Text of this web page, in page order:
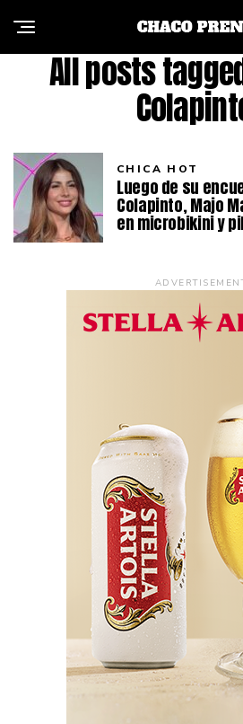
All posts
CHICA HOT
Luego de su
Colapinto, Majo
en microbikini y